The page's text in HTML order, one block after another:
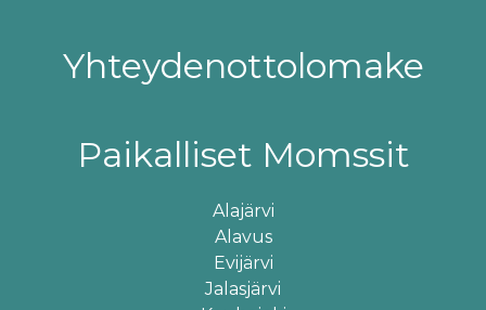
Yhteydenottolomake
Paikalliset Momssit
Alajärvi
Alavus
Evijärvi
Jalasjärvi